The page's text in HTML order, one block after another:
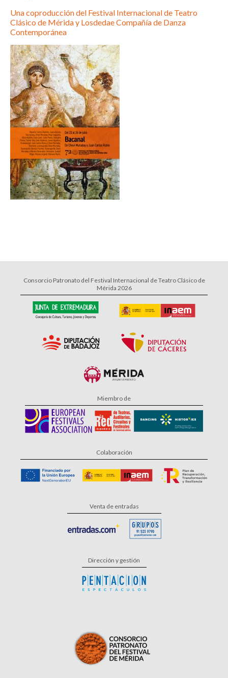
Una coproducción del Festival Internacional de Teatro
Clásico de Mérida y Losdedae Compañía de Danza
Contemporánea
Consorcio Patronato del Festival Internacional de Teatro Clásico de
Mérida 2026
Miembro de
Colaboración
Venta de entradas
Dirección y gestión